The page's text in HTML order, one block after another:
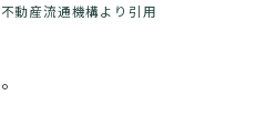
動産流通機構より引用